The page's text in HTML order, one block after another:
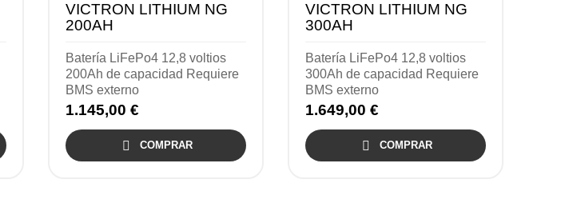
VICTRON LITHIUM NG
200AH
Batería LiFePo4 12,8 voltios
200Ah de capacidad Requiere
BMS externo
1.145,00 €
 COMPRAR
VICTRON LITHIUM NG
300AH
Batería LiFePo4 12,8 voltios
300Ah de capacidad Requiere
BMS externo
1.649,00 €
 COMPRAR